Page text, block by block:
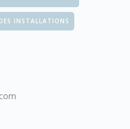
INSTALLATIONS